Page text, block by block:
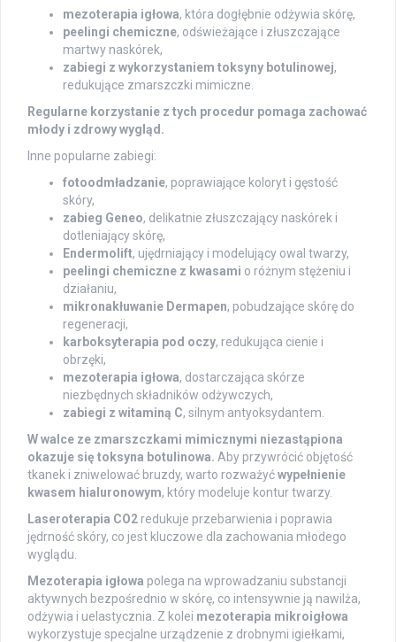
mezoterapia igłowa, która dogłębnie odżywia skórę,
peelingi chemiczne, odświeżające i złuszczające
martwy naskórek,
zabiegi z wykorzystaniem toksyny botulinowej,
redukujące zmarszczki mimiczne.
Regularne korzystanie z tych procedur pomaga zachować
młody i zdrowy wygląd.
Inne popularne zabiegi:
fotoodmładzanie, poprawiające koloryt i gęstość
skóry,
zabieg Geneo, delikatnie złuszczający naskórek i
dotleniający skórę,
Endermolift, ujędrniający i modelujący owal twarzy,
peelingi chemiczne z kwasami o różnym stężeniu i
działaniu,
mikronakłuwanie Dermapen, pobudzające skórę do
regeneracji,
karboksyterapia pod oczy, redukująca cienie i
obrzęki,
mezoterapia igłowa, dostarczająca skórze
niezbędnych składników odżywczych,
zabiegi z witaminą C, silnym antyoksydantem.
W walce ze zmarszczkami mimicznymi niezastąpiona
okazuje się toksyna botulinowa. Aby przywrócić objętość
tkanek i zniwelować bruzdy, warto rozważyćwypełnienie
kwasem hialuronowym, który modeluje kontur twarzy.
Laseroterapia CO2 redukuje przebarwienia i poprawia
jędrność skóry, co jest kluczowe dla zachowania młodego
wyglądu.
Mezoterapia igłowa polega na wprowadzaniu substancji
aktywnych bezpośrednio w skórę, co intensywnie ją nawilża,
odżywia i uelastycznia. Z kolei mezoterapia mikroigłowa
wykorzystuje specjalne urządzenie z drobnymi igiełkami,